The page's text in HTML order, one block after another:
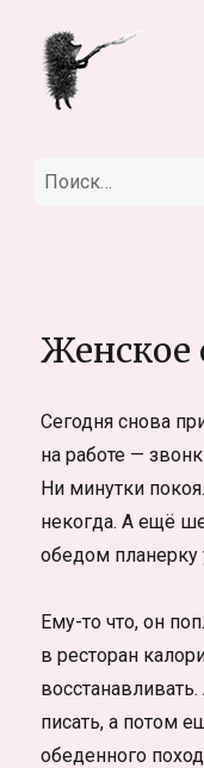
Искать:
Женское
Сегодня снова
на работе —
Ни минутки
некогда. А ещё
обедом планерку
Ему-то что, он
в ресторан
писать, а потом
обеденного